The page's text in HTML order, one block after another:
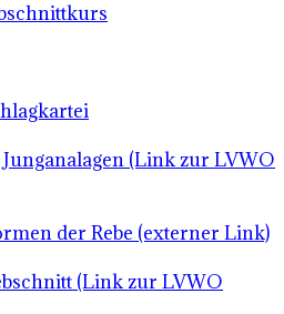
(Link zur LVWO
der Rebe (externer Link)
(Link zur LVWO